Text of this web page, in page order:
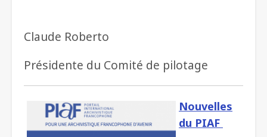
Claude Roberto
Présidente du Comité de pilotage
Nouvelles
du PIAF